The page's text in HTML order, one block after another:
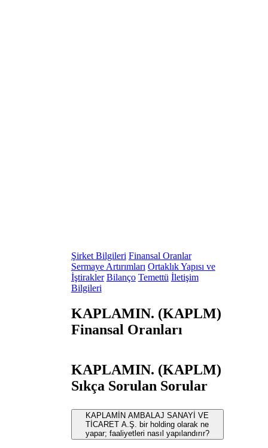
Şirket Bilgileri Finansal Oranlar
Sermaye Artırımları Ortaklık Yapısı ve
İştirakler Bilanço Temettü İletişim
Bilgileri
KAPLAMIN. (KAPLM)
Finansal Oranları
KAPLAMIN. (KAPLM)
Sıkça Sorulan Sorular
KAPLAMİN AMBALAJ SANAYİ VE
TİCARET A.Ş. bir holding olarak ne
yapar; faaliyetleri nasıl yapılandırır?